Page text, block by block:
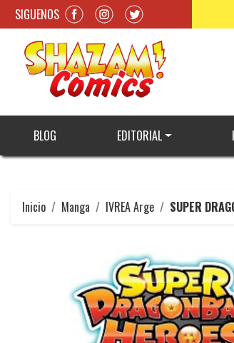
SIGUENOS
BLOG EDITORIAL
Inicio Manga IVREA Arge SUPER